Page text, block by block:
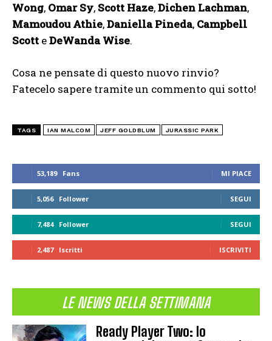
53,189 Fans MI PIACE
5,056 Follower SEGUI
7,484 Follower SEGUI
2,487 Iscritti ISCRIVITI
LE NEWS DELLA SETTIMANA
Ready Player Two: lo
Wong, Omar Sy, Scott Haze,Dichen Lachman,
Mamoudou Athie,Daniella Pineda, Campbell
Scott eDeWanda Wise.
Cosa ne pensate di questo nuovo rinvio?
Fatecelo sapere tramite un commento qui sotto!
TAGS IAN MALCOM JEFF GOLDBLUM JURASSIC PARK